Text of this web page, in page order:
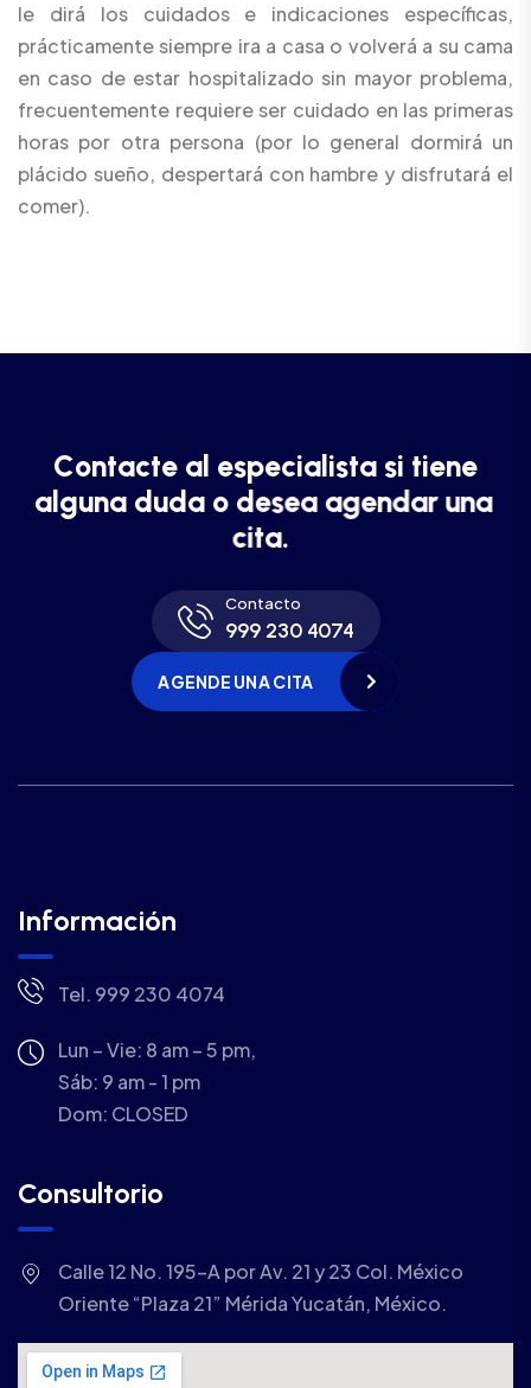
le dirá los cuidados e indicaciones específicas,
prácticamente siempre ira a casa o volverá a su cama
en caso de estar hospitalizado sin mayor problema,
frecuentemente requiere ser cuidado en las primeras
horas por otra persona (por lo general dormirá un
plácido sueño, despertará con hambre y disfrutará el
comer).
Contacte al especialista si tiene
alguna duda o desea agendar una
cita.
Contacto
999 230 4074
AGENDE UNA CITA
Información
Tel. 999 230 4074
Lun – Vie: 8 am – 5 pm,
Sáb: 9 am - 1 pm
Dom: CLOSED
Consultorio
Calle 12 No. 195-A por Av. 21 y 23 Col. México
Oriente “Plaza 21” Mérida Yucatán, México.